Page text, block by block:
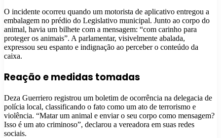
O incidente ocorreu quando um motorista de aplicativo entregou a
embalagem no prédio do Legislativo municipal. Junto ao corpo do
animal, havia um bilhete com a mensagem: “com carinho para
proteger os animais”. A parlamentar, visivelmente abalada,
expressou seu espanto e indignação ao perceber o conteúdo da
caixa.
Reação e medidas tomadas
Deza Guerriero registrou um boletim de ocorrência na delegacia de
polícia local, classificando o fato como um ato de terrorismo e
violência. “Matar um animal e enviar o seu corpo como mensagem?
Isso é um ato criminoso”, declarou a vereadora em suas redes
sociais.